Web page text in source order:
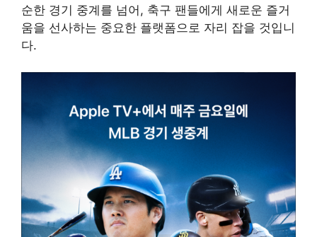
순한 경기 중계를 넘어, 축구 팬들에게 새로운 즐거
움을 선사하는 중요한 플랫폼으로 자리 잡을 것입니
다.